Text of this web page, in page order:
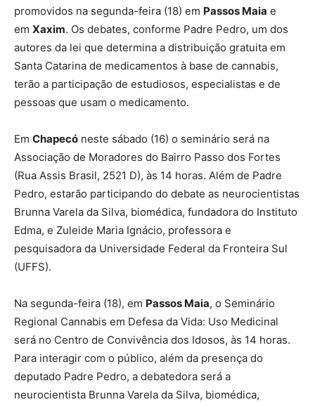
promovidos na segunda-feira (18) em Passos Maia e
em Xaxim. Os debates, conforme Padre Pedro, um dos
autores da lei que determina a distribuição gratuita em
Santa Catarina de medicamentos à base de cannabis,
terão a participação de estudiosos, especialistas e de
pessoas que usam o medicamento.
Em Chapecó neste sábado (16) o seminário será na
Associação de Moradores do Bairro Passo dos Fortes
(Rua Assis Brasil, 2521 D), às 14 horas. Além de Padre
Pedro, estarão participando do debate as neurocientistas
Brunna Varela da Silva, biomédica, fundadora do Instituto
Edma, e Zuleide Maria Ignácio, professora e
pesquisadora da Universidade Federal da Fronteira Sul
(UFFS).
Na segunda-feira (18), em Passos Maia, o Seminário
Regional Cannabis em Defesa da Vida: Uso Medicinal
será no Centro de Convivência dos Idosos, às 14 horas.
Para interagir com o público, além da presença do
deputado Padre Pedro, a debatedora será a
neurocientista Brunna Varela da Silva, biomédica,